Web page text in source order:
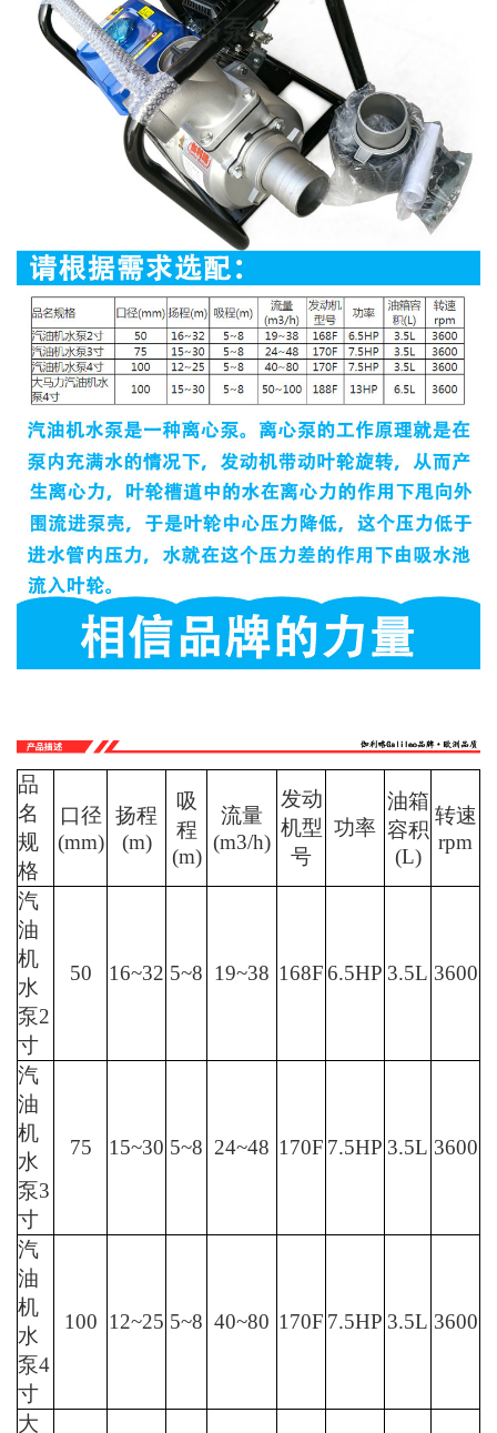
品
名
规
格
口径
(mm)
扬程
(m)
吸
程
(m)
流量
(m3/h)
发动
机型
号
功率
油箱
容积
(L)
转速
rpm
汽
油
机
水
泵2
50 16~32 5~8 19~38 168F6.5HP3.5L 3600
水
泵3
寸
汽
油
机
水
泵4
寸
大
马
力
汽
油
机
水
泵4
寸
伽利略汽油机水泵简介：
有着优异的经济性能，轻便、特殊的合金机架结
构，显著降低了整机重量，便于操作。高压、高扬
程性能忧异的高效叶轮保证了长距离、高扬程供
水。耐用、高质量的机械密封性能使得机组的使用